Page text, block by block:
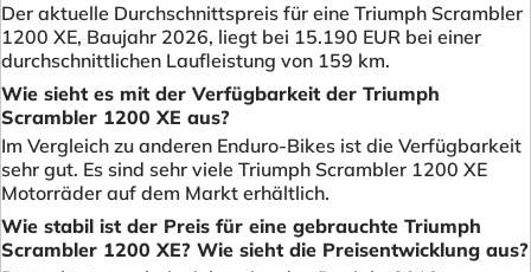
Der aktuelle Durchschnittspreis für eine Triumph Scrambler
1200 XE, Baujahr 2026, liegt bei 15.190 EUR bei einer
durchschnittlichen Laufleistung von 159 km.
Wie sieht es mit der Verfügbarkeit der Triumph
Scrambler 1200 XE aus?
Im Vergleich zu anderen Enduro-Bikes ist die Verfügbarkeit
sehr gut. Es sind sehr viele Triumph Scrambler 1200 XE
Motorräder auf dem Markt erhältlich.
Wie stabil ist der Preis für eine gebrauchte Triumph
Scrambler 1200 XE? Wie sieht die Preisentwicklung aus?